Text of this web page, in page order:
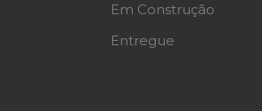
Em Construção
Entregue